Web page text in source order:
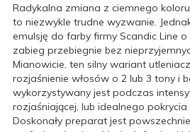
Radykalna zmiana z ciemnego
to niezwykle trudne wyzwanie.
emulsję do farby firmy Scandic Line
zabieg przebiegnie bez
Mianowicie, ten silny wariant
rozjaśnienie włosów o 2 lub 3 tony i
wykorzystywany jest podczas
rozjaśniającej, lub idealnego pokrycia
Doskonały preparat jest